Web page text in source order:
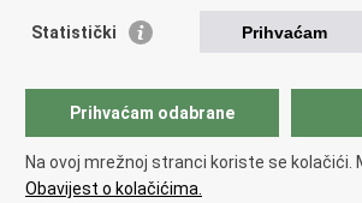
AORT
FEAD
Socijalno partnerstvo
Statistički Prihvaćam
Prihvaćam odabrane
Na ovoj mrežnoj stranci koriste se kolačići.
Obavijest o kolačićima.